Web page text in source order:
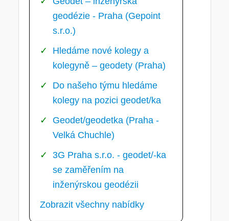
geodézie - Praha (Gepoint
s.r.o.)
Hledáme nové kolegy a
kolegyně – geodety (Praha)
Do našeho týmu hledáme
kolegy na pozici geodet/ka
Geodet/geodetka (Praha -
Velká Chuchle)
3G Praha s.r.o. - geodet/-ka
se zaměřením na
inženýrskou geodézii
Zobrazit všechny nabídky